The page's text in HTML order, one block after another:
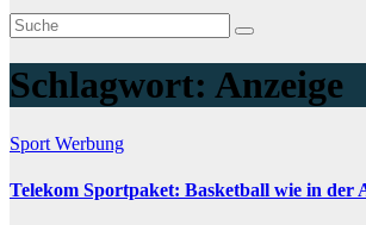
Schlagwort: Anzeige
Sport Werbung
Telekom Sportpaket: Basketball wie in der